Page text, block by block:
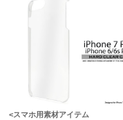
<スマホ用素材アイテム